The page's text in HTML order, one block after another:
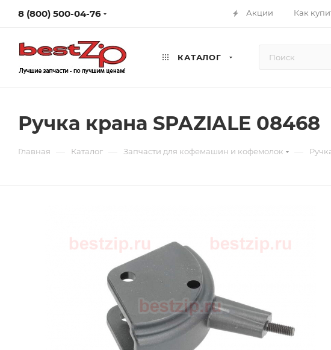
8 (800) 500-04-76 Акции Как
КАТАЛОГ
Ручка крана SPAZIALE 08468
Главная — Каталог — Запчасти для кофемашин и кофемолок —